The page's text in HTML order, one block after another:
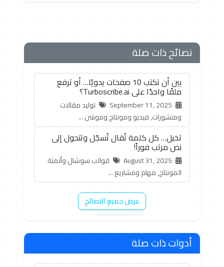
نصائح ذات صلة
بين أن تكتب 10 صفحات يدويًا… أو ترفع
ملفًا واحدًا على Turboscribe.ai؟
توليد مقالات
ومنشورات, فيديو ومونتاج وموشن ...
تخيل… كل كلمة تُقال تُسجّل وتتحول إلى
نص مرتب فوراً!
قوالب سوشال وأتمتة
المونتاج, مهام ومشاريع ...
عرض جميع النصائح
أدوات ذات صلة